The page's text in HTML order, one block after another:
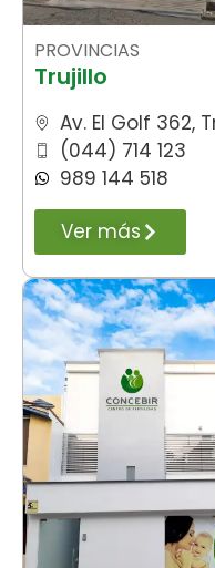
PROVINCIAS
Trujillo
Av. El Golf 362,
(044) 714 123
989 144 518
Ver más